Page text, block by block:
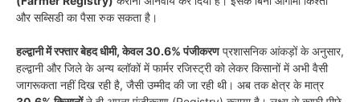
और सब्सिडी का पैसा रुक सकता है।
हल्द्वानी में रफ्तार बेहद धीमी, केवल 30.6% पंजीकरणप्रशासनिक आंकड़ों के अनुसार,
हल्द्वानी और जिले के अन्य ब्लॉकों में फार्मर रजिस्ट्री को लेकर किसानों में अभी वैसी
जागरूकता नहीं दिख रही है, जैसी उम्मीद की जा रही थी। अब तक क्षेत्र के मात्र